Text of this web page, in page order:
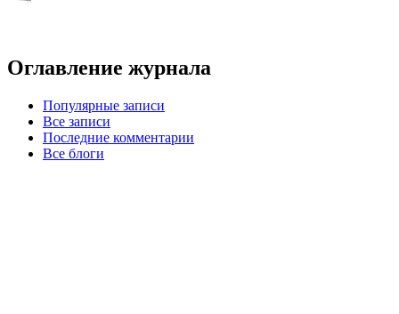
Оглавление журнала
Популярные записи
Все записи
Последние комментарии
Все блоги